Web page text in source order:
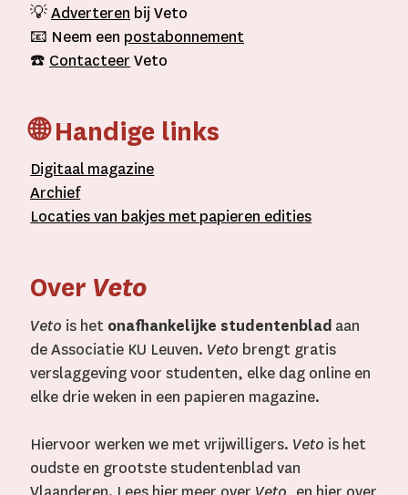
💡Adverteren bij Veto
📧 Neem een postabonnement
☎️ Contacteer Veto
🌐 Handige links
Digitaal magazine
Archief
Locaties van bakjes metpapieren edities
Over Veto
Veto is het onafhankelijke studentenblad aan
de Associatie KU Leuven. Veto brengt gratis
verslaggeving voor studenten, elke dag online en
elke drie weken in een papieren magazine.
Hiervoor werken we met vrijwilligers. Veto is het
oudste en grootste studentenblad van